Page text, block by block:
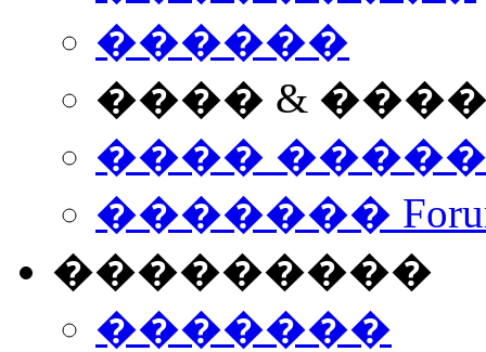
������
���� &
����
�������
���������
�������